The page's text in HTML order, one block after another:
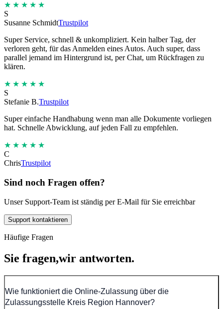
★★★★★
S
Susanne SchmidtTrustpilot
Super Service, schnell & unkompliziert. Kein halber Tag, der
verloren geht, für das Anmelden eines Autos. Auch super, dass
parallel jemand im Hintergrund ist, per Chat, um Rückfragen zu
klären.
★★★★★
S
Stefanie B.Trustpilot
Super einfache Handhabung wenn man alle Dokumente vorliegen
hat. Schnelle Abwicklung, auf jeden Fall zu empfehlen.
★★★★★
C
ChrisTrustpilot
Sind noch Fragen offen?
Unser Support-Team ist ständig per E-Mail für Sie erreichbar
Support kontaktieren
Häufige Fragen
Sie fragen,wir antworten.
Wie funktioniert die Online-Zulassung über die
Zulassungsstelle Kreis Region Hannover?